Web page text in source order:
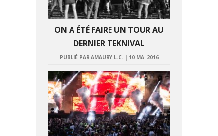
ON A ÉTÉ FAIRE UN TOUR AU
DERNIER TEKNIVAL
PUBLIÉ PAR AMAURY L.C. | 10 MAI 2016